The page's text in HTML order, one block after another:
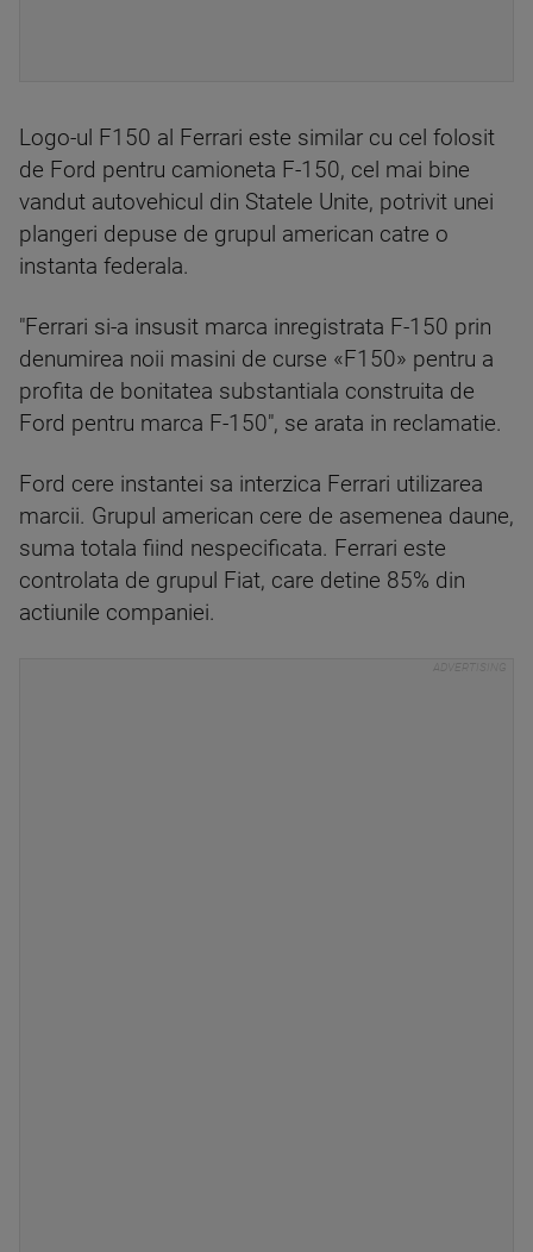
Logo-ul F150 al Ferrari este similar cu cel folosit
de Ford pentru camioneta F-150, cel mai bine
vandut autovehicul din Statele Unite, potrivit unei
plangeri depuse de grupul american catre o
instanta federala.
"Ferrari si-a insusit marca inregistrata F-150 prin
denumirea noii masini de curse «F150» pentru a
profita de bonitatea substantiala construita de
Ford pentru marca F-150", se arata in reclamatie.
Ford cere instantei sa interzica Ferrari utilizarea
marcii. Grupul american cere de asemenea daune,
suma totala fiind nespecificata. Ferrari este
controlata de grupul Fiat, care detine 85% din
actiunile companiei.